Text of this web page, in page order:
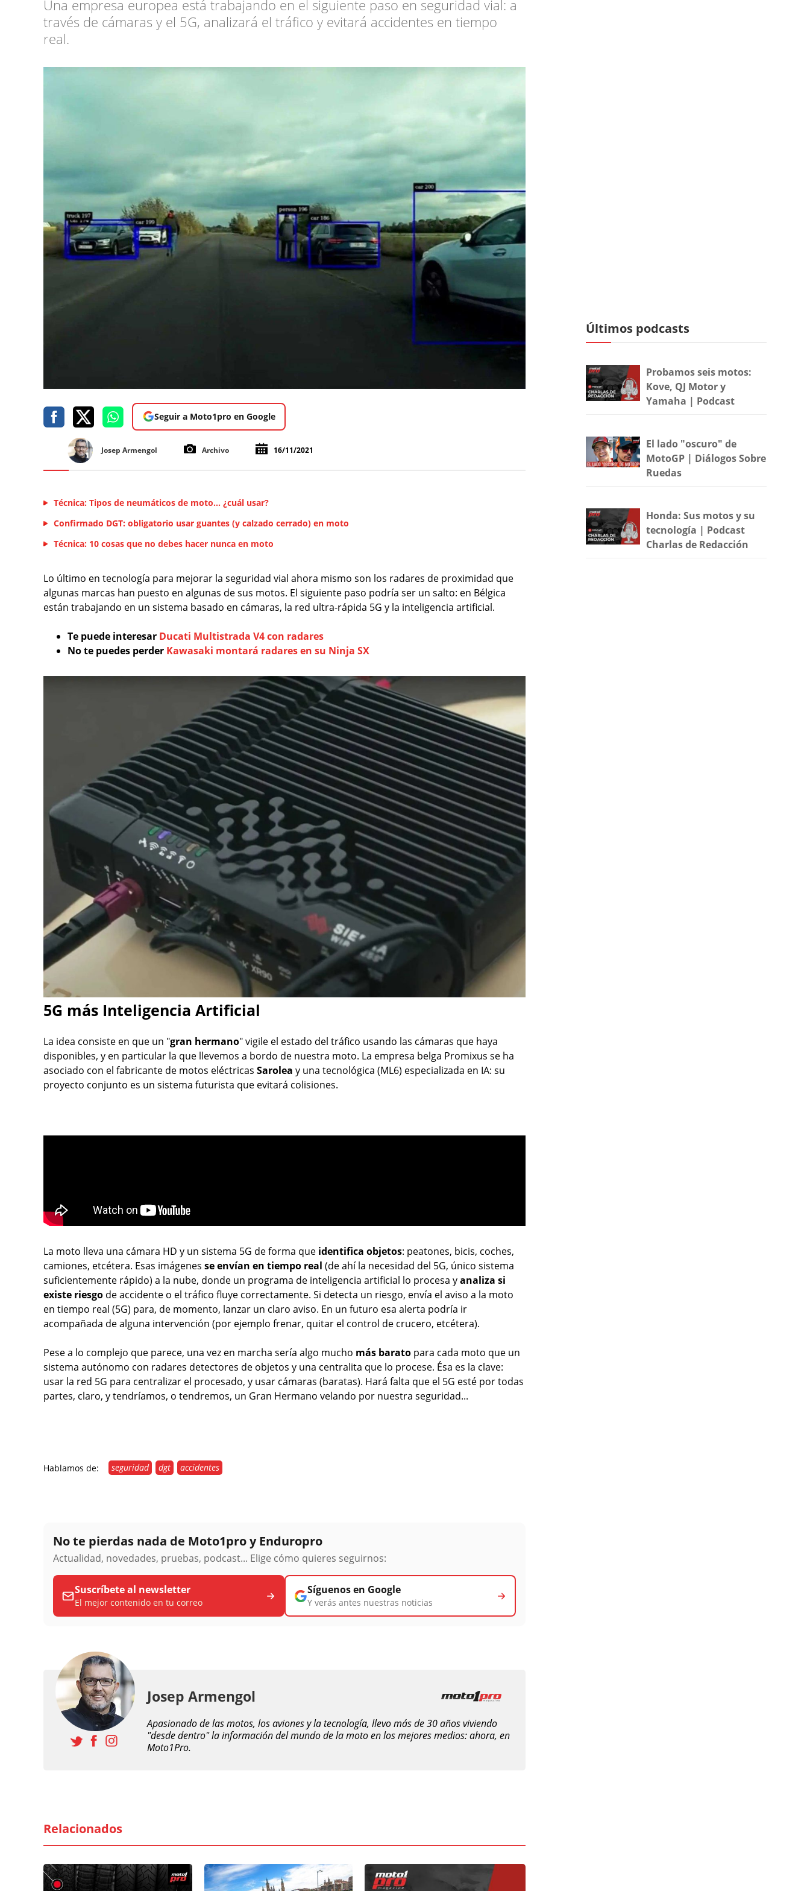
Una empresa europea está trabajando en el siguiente paso en seguridad vial: a
través de cámaras y el 5G, analizará el tráfico y evitará accidentes en tiempo
real.
Seguir a Moto1pro en Google
Josep Armengol Archivo 16/11/2021
Técnica: Tipos de neumáticos de moto... ¿cuál usar?
Confirmado DGT: obligatorio usar guantes (y calzado cerrado) en moto
Técnica: 10 cosas que no debes hacer nunca en moto
Lo último en tecnología para mejorar la seguridad vial ahora mismo son los radares de proximidad que
algunas marcas han puesto en algunas de sus motos. El siguiente paso podría ser un salto: en Bélgica
están trabajando en un sistema basado en cámaras, la red ultra-rápida 5G y la inteligencia artificial.
Te puede interesar Ducati Multistrada V4 con radares
No te puedes perder Kawasaki montará radares en su Ninja SX
5G más Inteligencia Artificial
La idea consiste en que un "gran hermano" vigile el estado del tráfico usando las cámaras que haya
disponibles, y en particular la que llevemos a bordo de nuestra moto. La empresa belga Promixus se ha
asociado con el fabricante de motos eléctricas Sarolea y una tecnológica (ML6) especializada en IA: su
proyecto conjunto es un sistema futurista que evitará colisiones.
La moto lleva una cámara HD y un sistema 5G de forma que identifica objetos: peatones, bicis, coches,
camiones, etcétera. Esas imágenes se envían en tiempo real (de ahí la necesidad del 5G, único sistema
suficientemente rápido) a la nube, donde un programa de inteligencia artificial lo procesa yanaliza si
existe riesgo de accidente o el tráfico fluye correctamente. Si detecta un riesgo, envía el aviso a la moto
en tiempo real (5G) para, de momento, lanzar un claro aviso. En un futuro esa alerta podría ir
acompañada de alguna intervención (por ejemplo frenar, quitar el control de crucero, etcétera).
Pese a lo complejo que parece, una vez en marcha sería algo mucho más barato para cada moto que un
sistema autónomo con radares detectores de objetos y una centralita que lo procese. Ésa es la clave:
usar la red 5G para centralizar el procesado, y usar cámaras (baratas). Hará falta que el 5G esté por todas
partes, claro, y tendríamos, o tendremos, un Gran Hermano velando por nuestra seguridad...
Hablamos de: seguridad dgt accidentes
No te pierdas nada de Moto1pro y Enduropro
Actualidad, novedades, pruebas, podcast... Elige cómo quieres seguirnos:
Suscríbete al newsletter
El mejor contenido en tu correo
Síguenos en Google
Y verás antes nuestras noticias
Josep Armengol
Apasionado de las motos, los aviones y la tecnología, llevo más de 30 años viviendo
"desde dentro" la información del mundo de la moto en los mejores medios: ahora, en
Moto1Pro.
Relacionados
Últimos podcasts
Probamos seis motos:
Kove, QJ Motor y
Yamaha | Podcast
El lado "oscuro" de
MotoGP | Diálogos Sobre
Ruedas
Honda: Sus motos y su
tecnología | Podcast
Charlas de Redacción